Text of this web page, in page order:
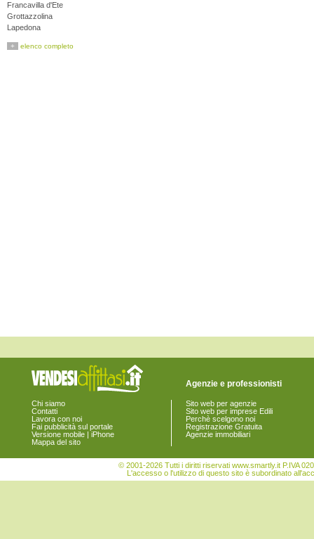
Francavilla d'Ete
Grottazzolina
Lapedona
Massa Fermana
Torre San Patrizio
+ elenco completo
Chi siamo
Contatti
Lavora con noi
Fai pubblicità sul portale
Versione mobile | iPhone
Mappa del sito
Agenzie e professionisti
Sito web per agenzie
Sito web per imprese Edili
Perchè scelgono noi
Registrazione Gratuita
Agenzie immobiliari
© 2001-2026 Tutti i diritti riservati www.smartly.it P.IVA
L'accesso o l'utilizzo di questo sito è subordinato